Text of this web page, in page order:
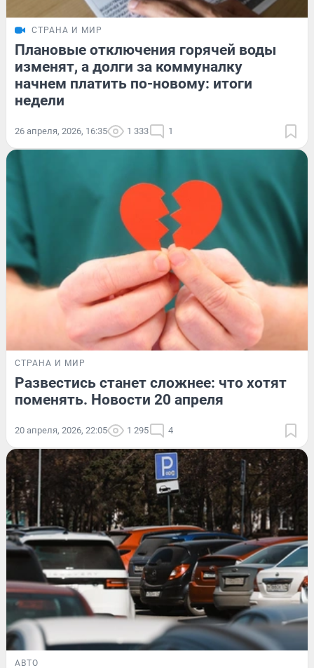
СТРАНА И МИР
Плановые отключения горячей воды
изменят, а долги за коммуналку
начнем платить по-новому: итоги
недели
26 апреля, 2026, 16:35 1 333 1
СТРАНА И МИР
Развестись станет сложнее: что хотят
поменять. Новости 20 апреля
20 апреля, 2026, 22:05 1 295 4
АВТО